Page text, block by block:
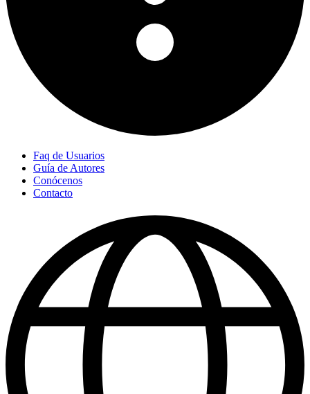
Faq de Usuarios
Guía de Autores
Conócenos
Contacto